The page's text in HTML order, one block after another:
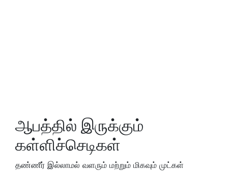
ஆபத்தில் இருக்கும்
கள்ளிச்செடிகள்
தண்ணீர் இல்லாமல் வளரும் மற்றும் மிகவும் முட்கள்